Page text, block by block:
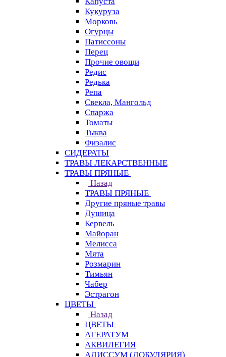
Кукуруза
Морковь
Огурцы
Патиссоны
Перец
Прочие овощи
Редис
Редька
Репа
Свекла, Мангольд
Спаржа
Томаты
Тыква
Физалис
СИДЕРАТЫ
ТРАВЫ ЛЕКАРСТВЕННЫЕ
ТРАВЫ ПРЯНЫЕ
Назад
ТРАВЫ ПРЯНЫЕ
Другие пряные травы
Душица
Кервель
Майоран
Мелисса
Мята
Розмарин
Тимьян
Чабер
Эстрагон
ЦВЕТЫ
Назад
ЦВЕТЫ
АГЕРАТУМ
АКВИЛЕГИЯ
АЛИССУМ (ЛОБУЛЯРИЯ)